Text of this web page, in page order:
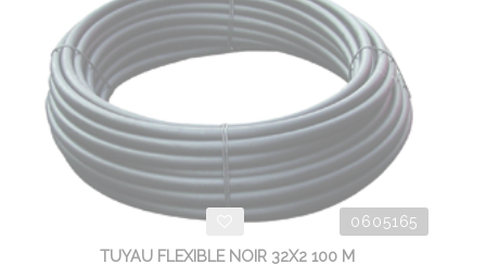
0605165
TUYAU FLEXIBLE NOIR 32X2 100 M